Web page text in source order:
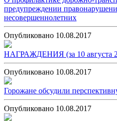
предупреждении
несовершеннолетних
Опубликовано 10.08.2017
НАГРАЖДЕНИЯ (за 10 августа
Опубликовано 10.08.2017
Горожане обсудили
Опубликовано 10.08.2017